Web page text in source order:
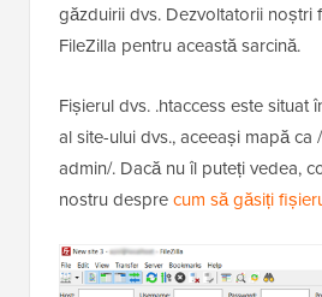
găzduirii dvs. Dezvoltatorii noștri
FileZilla pentru această sarcină.
Fișierul dvs. .htaccess este situat
al site-ului dvs., aceeași mapă
admin/. Dacă nu îl puteți vedea,
nostru desprecum să găsiți